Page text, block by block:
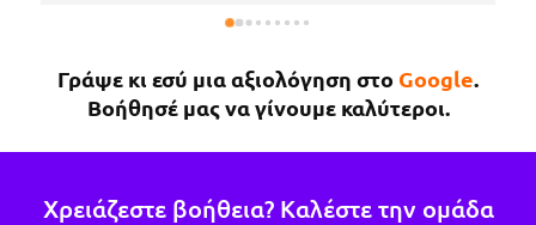
να πάρω το κινητό μου το νωρίτερο δυνατόν
κάτι άλλο θα επιστρέψω σίγουρα.
Γράψε κι εσύ μια αξιολόγηση στο Google.
Βοήθησέ μας να γίνουμε καλύτεροι.
Χρειάζεστε βοήθεια? Καλέστε την ομάδα